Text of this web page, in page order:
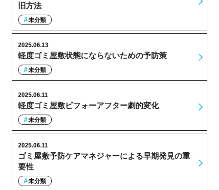
旧方法
未分類
軽度ゴミ屋敷状態にならないための予防策
2025.06.13
未分類
軽度ゴミ屋敷ビフォーアフター劇的変化
2025.06.11
未分類
ゴミ屋敷予防ケアマネジャーによる早期発見の重
要性
2025.06.11
未分類